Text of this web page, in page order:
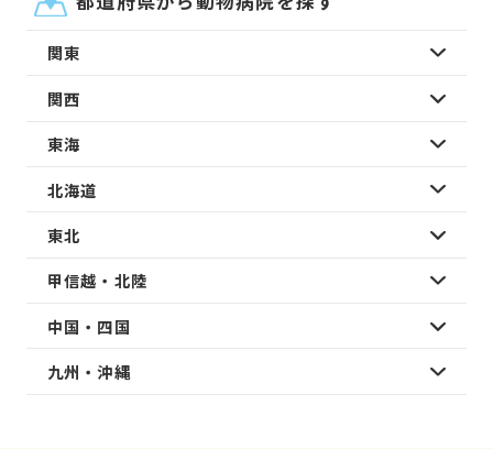
関東
関西
東海
北海道
東北
甲信越・北陸
中国・四国
九州・沖縄